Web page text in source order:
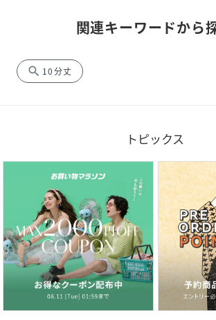
関連キーワードから
search 10分丈
トピックス